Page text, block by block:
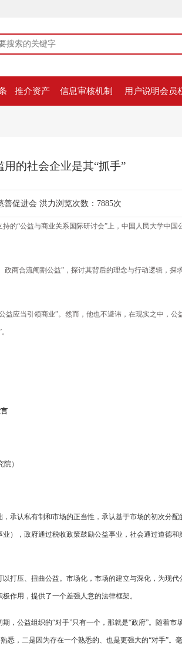
推介资产 信息审核机制 用户说明会员
的社会企业是其“抓手”
善促进会 洪力浏览次数：7885次
的“公益与商业关系国际研讨会”上，中国人民大学中国
商合流阉割公益”，探讨其背后的理念与行动逻辑，探
应当引领商业”。然而，他也不避讳，在现实之中，公
）
，承认私有制和市场的正当性，承认基于市场的初次分配
），政府通过税收政策鼓励公益事业，社会通过道德和
打压、扭曲公益。市场化，市场的建立与深化，为现代
作用，提供了一个差强人意的法律框架。
，公益组织的“对手”只有一个，那就是“政府”。随着市
悉，二是因为存在一个熟悉的、也是更强大的“对手”。毫